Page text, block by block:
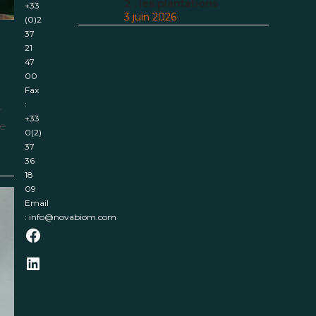
3 juin 2026
+33
(0)2
37
21
47
00
Fax
:
+33
0(2)
37
36
18
09
Email
: info@novabiom.com
Facebook
LinkedIn